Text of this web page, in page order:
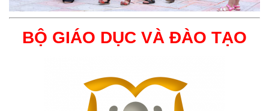
BỘ GIÁO DỤC VÀ ĐÀO TẠO